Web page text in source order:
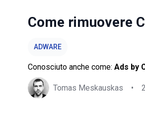
Come rimuovere
ADWARE
Conosciuto anche come: Ads by
Tomas Meskauskas •